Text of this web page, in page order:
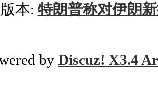
本: 特朗普称对伊朗
by Discuz! X3.4